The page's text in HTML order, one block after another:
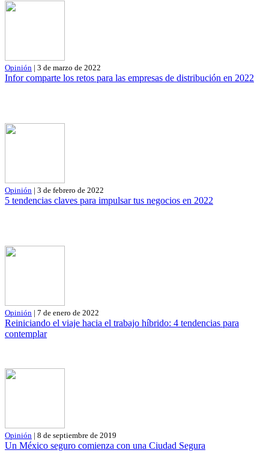
Opinión | 3 de marzo de 2022
Infor comparte los retos para las empresas de distribución en 2022
Opinión | 3 de febrero de 2022
5 tendencias claves para impulsar tus negocios en 2022
Opinión | 7 de enero de 2022
Reiniciando el viaje hacia el trabajo híbrido: 4 tendencias para
contemplar
Opinión | 8 de septiembre de 2019
Un México seguro comienza con una Ciudad Segura